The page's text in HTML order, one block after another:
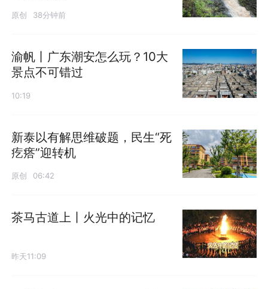
原创 38分钟前
渝帆丨广东潮安怎么玩？10大
景点不可错过
10:19
新泰以有解思维破题，民生“死
疙瘩”迎转机
原创 06:42
茶马古道上丨火光中的记忆
昨天11:09